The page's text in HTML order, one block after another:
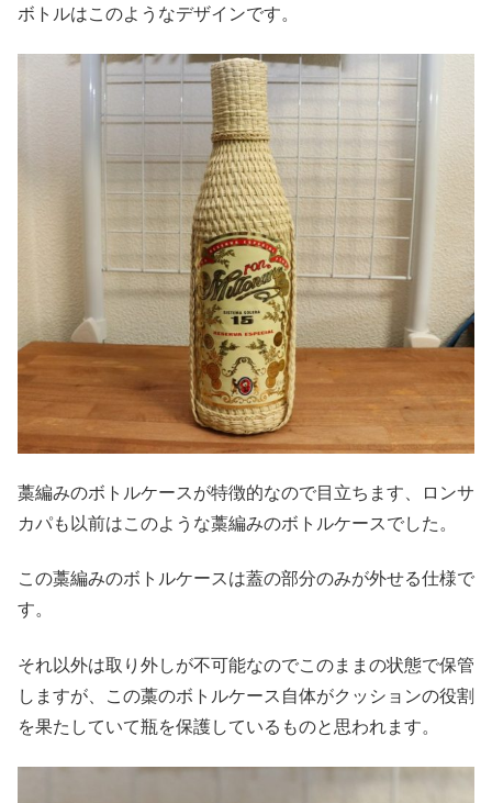
ボトルはこのようなデザインです。
藁編みのボトルケースが特徴的なので目立ちます、ロンサ
カパも以前はこのような藁編みのボトルケースでした。
この藁編みのボトルケースは蓋の部分のみが外せる仕様で
す。
それ以外は取り外しが不可能なのでこのままの状態で保管
しますが、この藁のボトルケース自体がクッションの役割
を果たしていて瓶を保護しているものと思われます。